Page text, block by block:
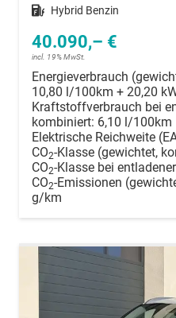
Kraftstoff Hybrid Benzin
40.090,– €
incl. 19% MwSt.
Energieverbrauch
10,80 l/100km + 20,20
Kraftstoffverbrauch bei
kombiniert: 6,10 l/100km
Elektrische Reichweite
CO2-Klasse (gewichtet,
CO2-Klasse bei
CO2-Emissionen
g/km